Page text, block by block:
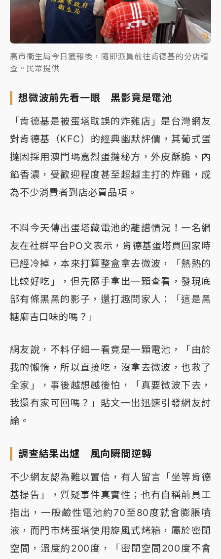
高市衛生局今日獲報後，隨即派員前往肯德基的分店稽
查。民眾提供
想微波前先看一眼 黑影竟是電池
「肯德基是被蛋塔耽誤的炸雞店」是台灣網友
對肯德基（KFC）的經典幽默評價，其葡式蛋
撻因採用澳門瑪嘉烈蛋撻秘方，外皮酥脆、內
餡香濃，受歡迎程度甚至超越主打的炸雞，成
為不少消費者到店必買品項。
不料今天傳出蛋塔藏電池的離譜情況！一名網
友在社群平台PO文表示，肯德基蛋塔買回家時
已經冷掉，本來打算整盒拿去微波，「熱熱的
比較好吃」，但先隨手拿出一顆查看，發現底
部有條黑黑的影子，還打趣問家人：「這是黑
糖麻吉口味的嗎？」
網友說，不料仔細一看竟是一顆電池，「由於
我的懶惰，所以直接吃，沒拿去微波，也救了
全家」，事後越想越後怕，「真要微波下去，
我還有家可回嗎？」貼文一出迅速引發網友討
論。
調查結果出爐 風向瞬間逆轉
不少網友認為難以置信，有人留言「坐等肯德
基提告」，質疑事件真實性；也有自稱前員工
指出，一般鹼性電池約70至80度就會膨脹噴
液，而門市烤蛋塔使用旋風式烤箱，屬於密閉
空間，溫度約200度，「密閉空間200度不會